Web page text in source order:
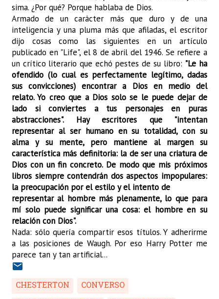
sima. ¿Por qué? Porque hablaba de Dios.
Armado de un carácter más que duro y de una
inteligencia y una pluma más que afiladas, el escritor
dijo cosas como las siguientes en un artículo
publicado en "Life", el 8 de abril del 1946. Se refiere a
un crítico literario que echó pestes de su libro: "Le ha
ofendido (lo cual es perfectamente legítimo, dadas
sus convicciones) encontrar a Dios en medio del
relato. Yo creo que a Dios solo se le puede dejar de
lado si conviertes a tus personajes en puras
abstracciones". Hay escritores que "intentan
representar al ser humano en su totalidad, con su
alma y su mente, pero mantiene al margen su
característica más definitoria: la de ser una criatura de
Dios con un fin concreto. De modo que mis próximos
libros siempre contendrán dos aspectos impopulares:
la preocupación por el estilo y el intento de
representar al hombre más plenamente, lo que para
mí solo puede significar una cosa: el hombre en su
relación con Dios".
Nada: sólo quería compartir esos títulos. Y adherirme
a las posiciones de Waugh. Por eso Harry Potter me
parece tan y tan artificial...
CHESTERTON
CONVERSO